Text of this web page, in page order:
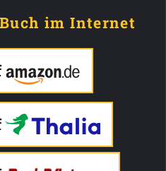
im Internet